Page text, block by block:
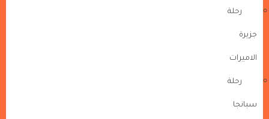
رحلة
جزيرة
الاميرات
رحلة
سبانجا